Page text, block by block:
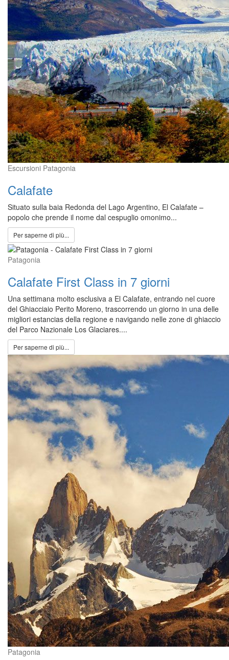
Escursioni Patagonia
Calafate
Situato sulla baia Redonda del Lago Argentino, El Calafate –
popolo che prende il nome dal cespuglio omonimo...
Per saperne di più...
Patagonia
Calafate First Class in 7 giorni
Una settimana molto esclusiva a El Calafate, entrando nel cuore
del Ghiacciaio Perito Moreno, trascorrendo un giorno in una delle
migliori estancias della regione e navigando nelle zone di ghiaccio
del Parco Nazionale Los Glaciares....
Per saperne di più...
Patagonia